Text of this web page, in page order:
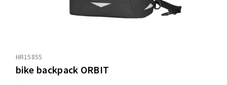
HR15855
bike backpack ORBIT